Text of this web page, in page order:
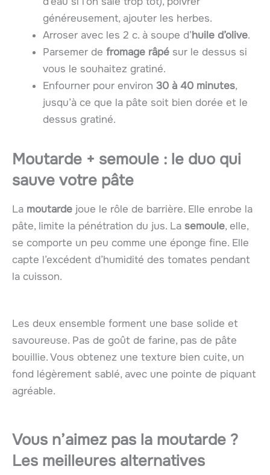
généreusement, ajouter les herbes.
Arroser avec les 2 c. à soupe d’huile d’olive.
Parsemer de fromage râpé sur le dessus si
vous le souhaitez gratiné.
Enfourner pour environ 30 à 40 minutes,
jusqu’à ce que la pâte soit bien dorée et le
dessus gratiné.
Moutarde + semoule : le duo qui
sauve votre pâte
La moutarde joue le rôle de barrière. Elle enrobe la
pâte, limite la pénétration du jus. La semoule, elle,
se comporte un peu comme une éponge fine. Elle
capte l’excédent d’humidité des tomates pendant
la cuisson.
Les deux ensemble forment une base solide et
savoureuse. Pas de goût de farine, pas de pâte
bouillie. Vous obtenez une texture bien cuite, un
fond légèrement sablé, avec une pointe de piquant
agréable.
Vous n’aimez pas la moutarde ?
Les meilleures alternatives